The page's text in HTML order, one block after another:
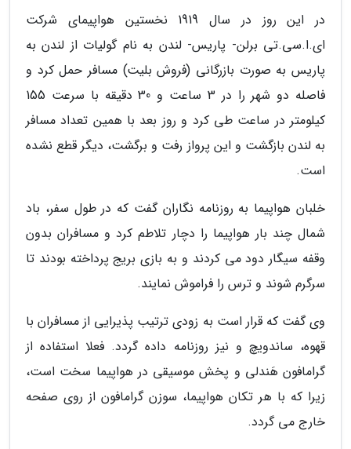
در این روز در سال 1919 نخستین هواپیمای شرکت
ای.ا.سی.تی برلن- پاریس- لندن به نام گولیات از لندن به
پاریس به صورت بازرگانی (فروش بلیت) مسافر حمل کرد و
فاصله دو شهر را در 3 ساعت و 30 دقیقه با سرعت 155
کیلومتر در ساعت طی کرد و روز بعد با همین تعداد مسافر
به لندن بازگشت و این پرواز رفت و برگشت، دیگر قطع نشده
است.
خلبان هواپیما به روزنامه نگاران گفت که در طول سفر، باد
شمال چند بار هواپیما را دچار تلاطم کرد و مسافران بدون
وقفه سیگار دود می کردند و به بازی بریج پرداخته بودند تا
سرگرم شوند و ترس را فراموش نمایند.
وی گفت که قرار است به زودی ترتیب پذیرایی از مسافران با
قهوه، ساندویچ و نیز روزنامه داده گردد. فعلا استفاده از
گرامافون هَندلی و پخش موسیقی در هواپیما سخت است،
زیرا که با هر تکان هواپیما، سوزن گرامافون از روی صفحه
خارج می گردد.